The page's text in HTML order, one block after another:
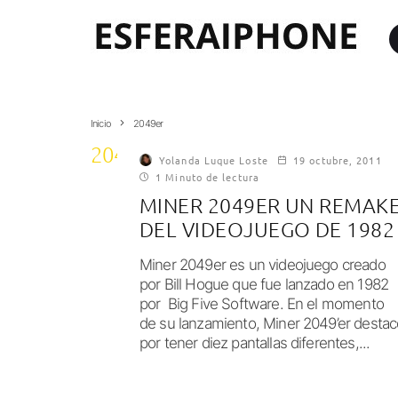
Inicio 2049er
2049er Yolanda Luque Loste
19 octubre, 2011
1 Minuto de lectura
MINER 2049ER UN
DEL VIDEOJUEGO DE 1982
Miner 2049er es un videojuego creado
por Bill Hogue que fue lanzado en 1982
por Big Five Software. En el momento
de su lanzamiento, Miner 2049’er
por tener diez pantallas diferentes,...